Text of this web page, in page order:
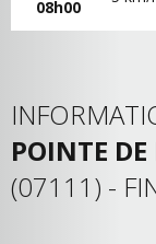
08h00
POINTE
(07111) -